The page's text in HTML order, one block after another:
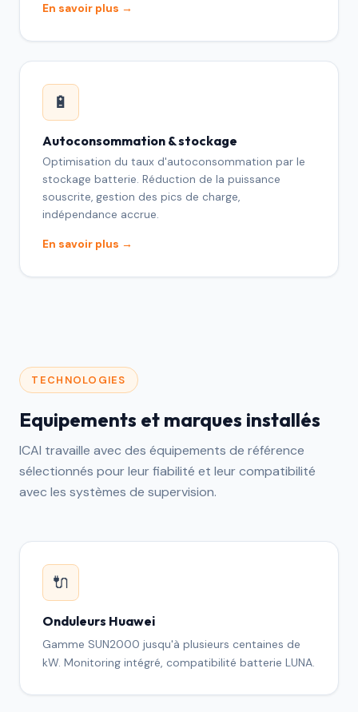
En savoir plus →
🔋
Autoconsommation & stockage
Optimisation du taux d'autoconsommation par le
stockage batterie. Réduction de la puissance
souscrite, gestion des pics de charge,
indépendance accrue.
En savoir plus →
TECHNOLOGIES
Equipements et marques installés
ICAI travaille avec des équipements de référence
sélectionnés pour leur fiabilité et leur compatibilité
avec les systèmes de supervision.
🔌
Onduleurs Huawei
Gamme SUN2000 jusqu'à plusieurs centaines de
kW. Monitoring intégré, compatibilité batterie LUNA.